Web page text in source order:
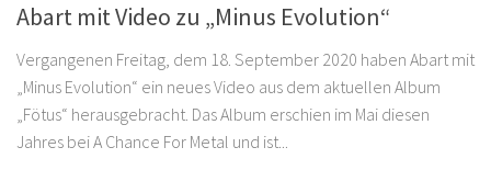
Abart mit Video zu „Minus Evolution“
Vergangenen Freitag, dem 18. September 2020 haben Abart mit
„Minus Evolution“ ein neues Video aus dem aktuellen Album
„Fötus“ herausgebracht. Das Album erschien im Mai diesen
Jahres bei A Chance For Metal und ist...